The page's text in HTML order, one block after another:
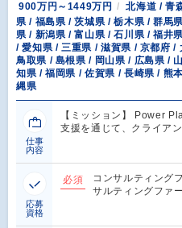
900万円～1449万円
北海道 / 青
県 / 福島県 / 茨城県 / 栃木県 / 群馬
県 / 新潟県 / 富山県 / 石川県 / 福井
/ 愛知県 / 三重県 / 滋賀県 / 京都府 /
鳥取県 / 島根県 / 岡山県 / 広島県 /
知県 / 福岡県 / 佐賀県 / 長崎県 / 熊
縄県
仕事
内容
【ミッション】 Power
支援を通じて、クライア
応募
資格
必須
コンサルティング
サルティングファ